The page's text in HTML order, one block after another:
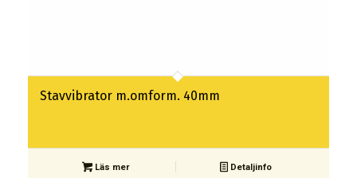
Stavvibrator m.omform. 40mm
Läs mer Detaljinfo